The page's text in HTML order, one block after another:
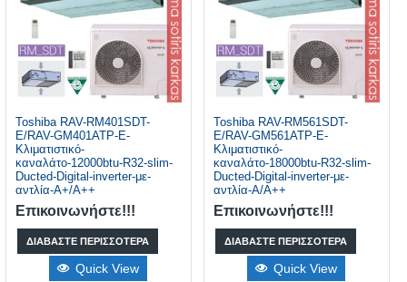
Toshiba RAV-RM401SDT-
E/RAV-GM401ATP-E-
Κλιματιστικό-
καναλάτο-12000btu-R32-slim-
Ducted-Digital-inverter-με-
αντλία-A+/A++
Επικοινωνήστε!!!
ΔΙΑΒΆΣΤΕ ΠΕΡΙΣΣΌΤΕΡΑ
Quick View
Toshiba RAV-RM561SDT-
E/RAV-GM561ATP-E-
Κλιματιστικό-
καναλάτο-18000btu-R32-slim-
Ducted-Digital-inverter-με-
αντλία-A/A++
Επικοινωνήστε!!!
ΔΙΑΒΆΣΤΕ ΠΕΡΙΣΣΌΤΕΡΑ
Quick View